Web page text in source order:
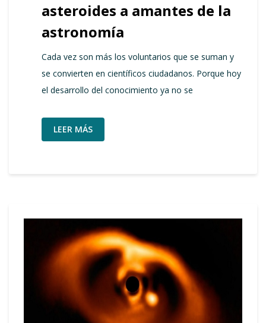
asteroides a amantes de la
astronomía
Cada vez son más los voluntarios que se suman y
se convierten en científicos ciudadanos. Porque hoy
el desarrollo del conocimiento ya no se
LEER MÁS